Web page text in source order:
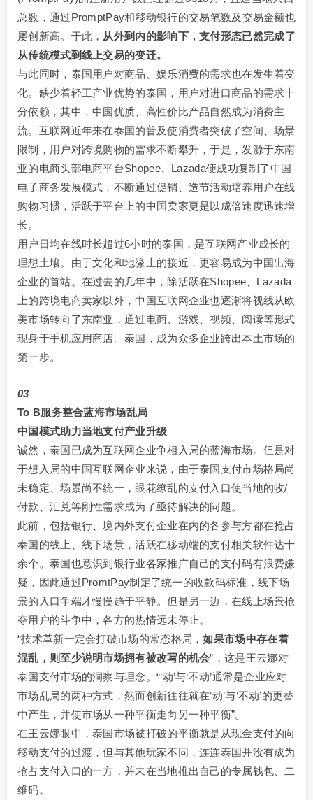
总数，通过PromptPay和移动银行的交易笔数及交易金额也
屡创新高。于此， 从外到内的影响下，支付形态已然完成了
从传统模式到线上交易的变迁。
与此同时，泰国用户对商品、娱乐消费的需求也在发生着变
化。缺少着轻工产业优势的泰国，用户对进口商品的需求十
分依赖，其中，中国优质、高性价比产品自然成为消费主
流。互联网近年来在泰国的普及使消费者突破了空间、场景
限制，用户对跨境购物的需求不断攀升，于是，发源于东南
亚的电商头部电商平台Shopee、Lazada便成功复制了中国
电子商务发展模式，不断通过促销、造节活动培养用户在线
购物习惯，活跃于平台上的中国卖家更是以成倍速度迅速增
长。
用户日均在线时长超过6小时的泰国，是互联网产业成长的
理想土壤。由于文化和地缘上的接近，更容易成为中国出海
企业的首站。在过去的几年中，除活跃在Shopee、Lazada
上的跨境电商卖家以外，中国互联网企业也逐渐将视线从欧
美市场转向了东南亚，通过电商、游戏、视频、阅读等形式
现身于手机应用商店。泰国，成为众多企业跨出本土市场的
第一步。
03
To B服务整合蓝海市场乱局
中国模式助力当地支付产业升级
诚然，泰国已成为互联网企业争相入局的蓝海市场。但是对
于想入局的中国互联网企业来说，由于泰国支付市场格局尚
未稳定、场景尚不统一，眼花缭乱的支付入口使当地的收/
付款、汇兑等刚性需求成为了亟待解决的问题。
此前，包括银行、境内外支付企业在内的各参与方都在抢占
泰国的线上、线下场景，活跃在移动端的支付相关软件达十
余个。泰国也意识到银行业各家推广自己的支付码有浪费嫌
疑，因此通过PromtPay制定了统一的收款码标准，线下场
景的入口争端才慢慢趋于平静。但是另一边，在线上场景抢
夺用户的斗争中，各方的热情远未停止。
“技术革新一定会打破市场的常态格局，如果市场中存在着
混乱，则至少说明市场拥有被改写的机会”，这是王云娜对
泰国支付市场的洞察与理念。“‘动’与‘不动’通常是企业应对
市场乱局的两种方式，然而创新往往就在‘动’与‘不动’的更替
中产生，并使市场从一种平衡走向另一种平衡”。
在王云娜眼中，泰国市场被打破的平衡就是从现金支付的向
移动支付的过渡，但与其他玩家不同，连连泰国并没有成为
抢占支付入口的一方，并未在当地推出自己的专属钱包、二
维码。